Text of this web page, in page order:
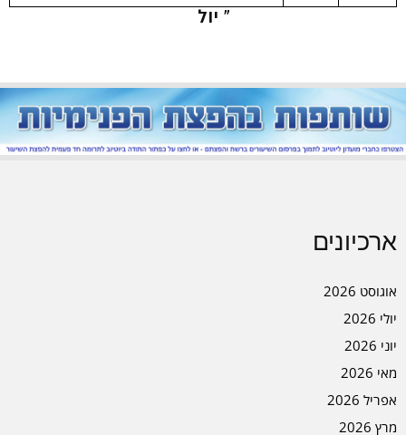
« יול
ארכיונים
אוגוסט 2026
יולי 2026
יוני 2026
מאי 2026
אפריל 2026
מרץ 2026